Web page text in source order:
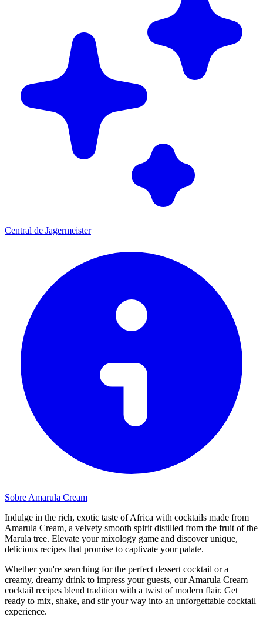
Central de Jagermeister
Sobre Amarula Cream
Indulge in the rich, exotic taste of Africa with cocktails made from
Amarula Cream, a velvety smooth spirit distilled from the fruit of the
Marula tree. Elevate your mixology game and discover unique,
delicious recipes that promise to captivate your palate.
Whether you're searching for the perfect dessert cocktail or a
creamy, dreamy drink to impress your guests, our Amarula Cream
cocktail recipes blend tradition with a twist of modern flair. Get
ready to mix, shake, and stir your way into an unforgettable cocktail
experience.